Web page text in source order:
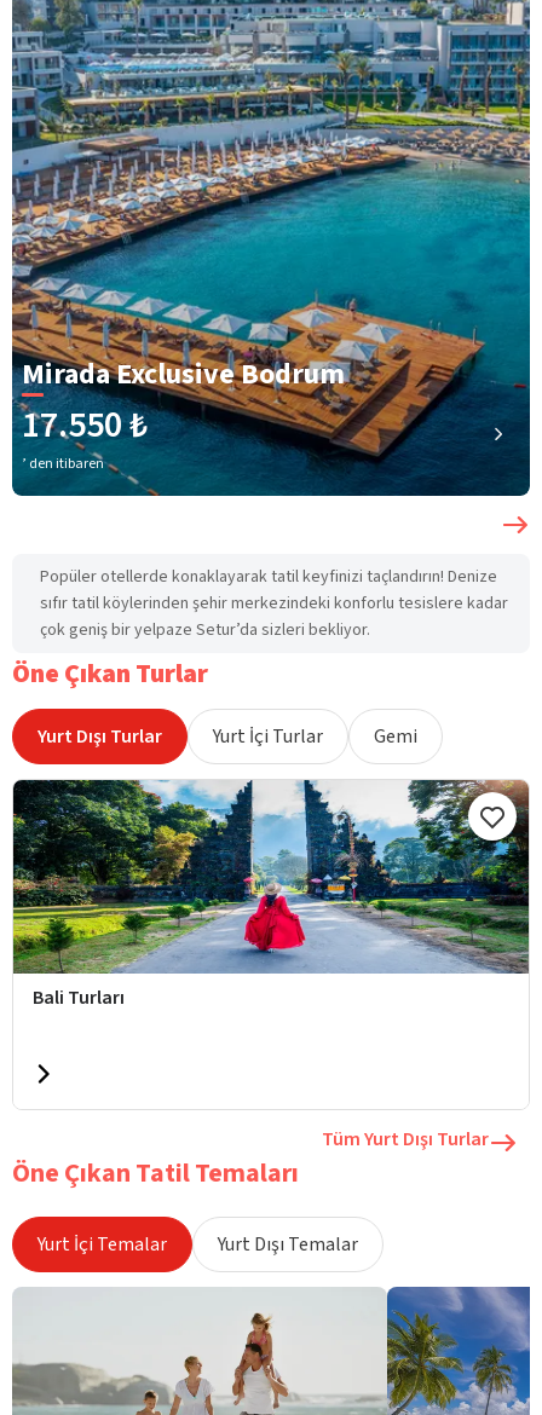
Mirada Exclusive Bodrum
17.550 ₺
’ den itibaren
Popüler otellerde konaklayarak tatil keyfinizi taçlandırın! Denize
sıfır tatil köylerinden şehir merkezindeki konforlu tesislere kadar
çok geniş bir yelpaze Setur’da sizleri bekliyor.
Öne Çıkan Turlar
Yurt Dışı Turlar Yurt İçi Turlar Gemi
Bali Turları
Tüm Yurt Dışı Turlar
Öne Çıkan Tatil Temaları
Yurt İçi Temalar Yurt Dışı Temalar